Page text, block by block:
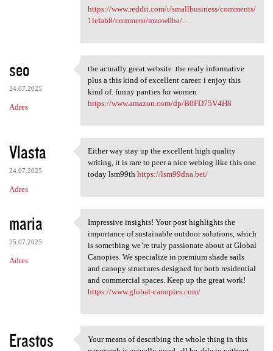
https://www.reddit.com/r/smallbusiness/comments/
1lefab8/comment/mzow0ha/...
seo
24.07.2025
Adres
the actually great website.
the actually great website. the realy informative
plus a this kind of excellent career. i enjoy this
kind of. funny panties for women
https://www.amazon.com/dp/B0FD75V4H8
Vlasta
24.07.2025
Adres
Either way stay up the
Either way stay up the excellent high quality
writing, it is rare to peer a nice weblog like this one
today lsm99th https://lsm99dna.bet/
maria
25.07.2025
Adres
Impressive insights! Your
Impressive insights! Your post highlights the
importance of sustainable outdoor solutions, which
is something we’re truly passionate about at Global
Canopies. We specialize in premium shade sails
and canopy structures designed for both residential
and commercial spaces. Keep up the great work!
https://www.global-canopies.com/
Erastos
Your means of describing the whole thing in this